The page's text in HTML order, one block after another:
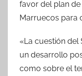
favor del plan
Marruecos para
«La cuestión del
un desarrollo
como sobre el